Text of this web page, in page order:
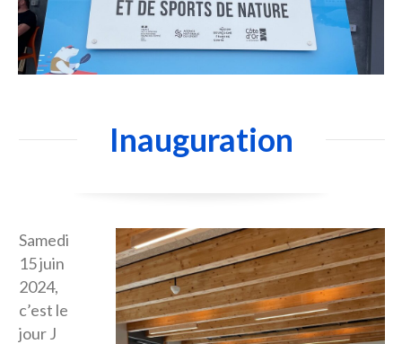
Inauguration
Samedi
15 juin
2024,
c’est le
jour J